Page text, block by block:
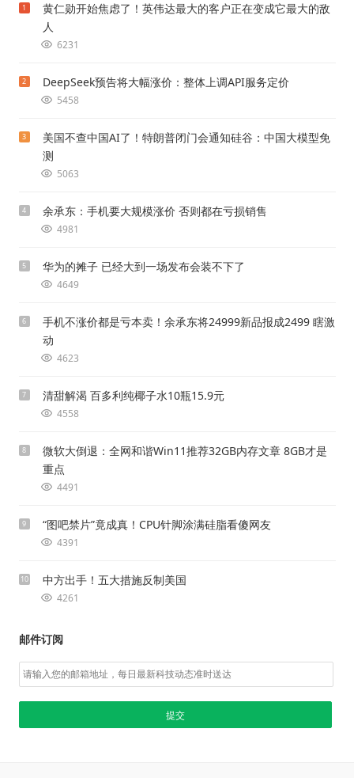
1
黄仁勋开始焦虑了！英伟达最大的客户正在变成它最大的敌
人
6231
2 DeepSeek预告将大幅涨价：整体上调API服务定价
5458
3
美国不查中国AI了！特朗普闭门会通知硅谷：中国大模型免
测
5063
4 余承东：手机要大规模涨价 否则都在亏损销售
4981
5 华为的摊子 已经大到一场发布会装不下了
4649
6
手机不涨价都是亏本卖！余承东将24999新品报成2499 瞎激
动
4623
7 清甜解渴 百多利纯椰子水10瓶15.9元
4558
8
微软大倒退：全网和谐Win11推荐32GB内存文章 8GB才是
重点
4491
9 “图吧禁片”竟成真！CPU针脚涂满硅脂看傻网友
4391
10 中方出手！五大措施反制美国
4261
邮件订阅